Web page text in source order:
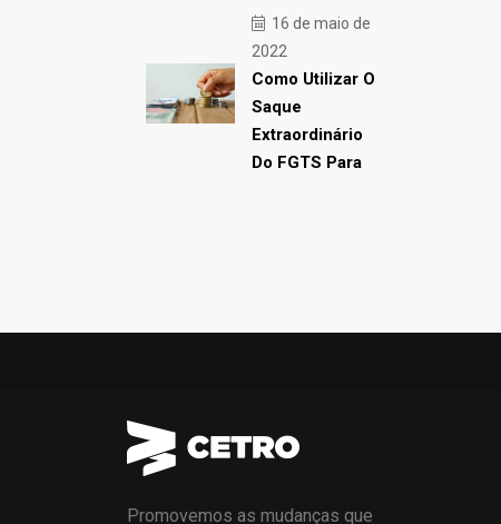
16 de maio de
2022
Como Utilizar O
Saque
Extraordinário
Do FGTS Para
Promovemos as mudanças que